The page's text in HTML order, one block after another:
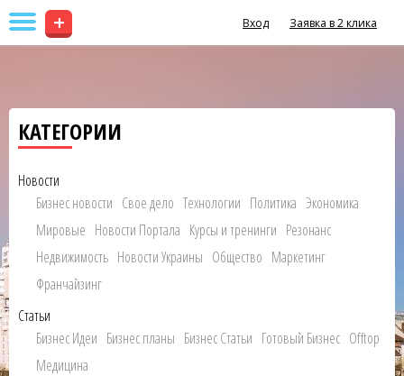
+ Вход Заявка в 2 клика
КАТЕГОРИИ
Новости
Бизнес новости Свое дело Технологии Политика Экономика
Мировые Новости Портала Курсы и тренинги Резонанс
Недвижимость Новости Украины Общество Маркетинг
Франчайзинг
Статьи
Бизнес Идеи Бизнес планы Бизнес Статьи Готовый Бизнес Offtop
Медицина